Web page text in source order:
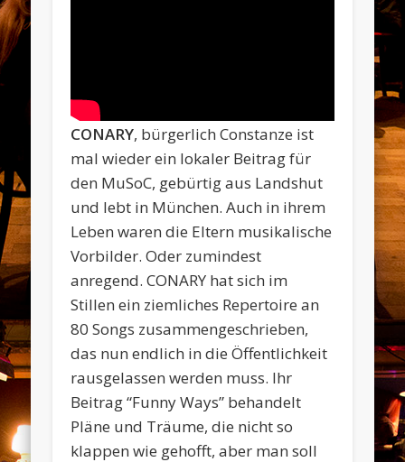
CONARY, bürgerlich Constanze ist
mal wieder ein lokaler Beitrag für
den MuSoC, gebürtig aus Landshut
und lebt in München. Auch in ihrem
Leben waren die Eltern musikalische
Vorbilder. Oder zumindest
anregend. CONARY hat sich im
Stillen ein ziemliches Repertoire an
80 Songs zusammengeschrieben,
das nun endlich in die Öffentlichkeit
rausgelassen werden muss. Ihr
Beitrag “Funny Ways” behandelt
Pläne und Träume, die nicht so
klappen wie gehofft, aber man soll